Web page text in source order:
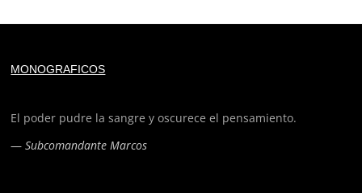
MONOGRAFICOS
El poder pudre la sangre y oscurece el pensamiento.
—Subcomandante Marcos
of type string is deprecated in
rgpd/lib/vendor/Mustache/Tokenizer.phpon line
Deprecated: trim(): Passing null to parameter #1 ($string)